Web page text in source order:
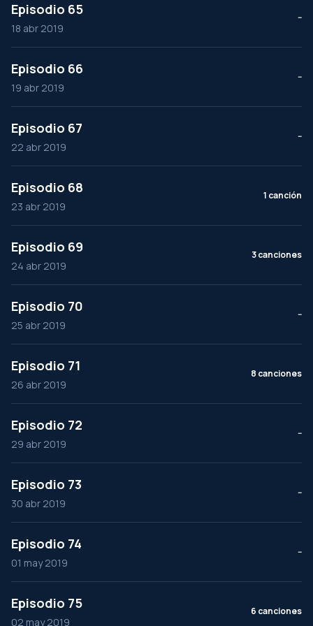
Episodio 65
18 abr 2019
--
Episodio 66
19 abr 2019
--
Episodio 67
22 abr 2019
--
Episodio 68
23 abr 2019
1 canción
Episodio 69
24 abr 2019
3 canciones
Episodio 70
25 abr 2019
--
Episodio 71
26 abr 2019
8 canciones
Episodio 72
29 abr 2019
--
Episodio 73
30 abr 2019
--
Episodio 74
01 may 2019
--
Episodio 75
02 may 2019
6 canciones